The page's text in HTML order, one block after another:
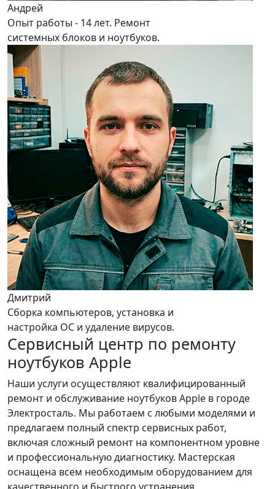
Андрей
Опыт работы - 14 лет. Ремонт
системных блоков и ноутбуков.
Дмитрий
Сборка компьютеров, установка и
настройка ОС и удаление вирусов.
Сервисный центр по ремонту
ноутбуков Apple
Наши услуги осуществляют квалифицированный
ремонт и обслуживание ноутбуков Apple в городе
Электросталь. Мы работаем с любыми моделями и
предлагаем полный спектр сервисных работ,
включая сложный ремонт на компонентном уровне
и профессиональную диагностику. Мастерская
оснащена всем необходимым оборудованием для